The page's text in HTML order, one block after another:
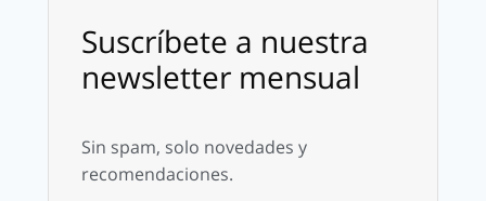
Suscríbete a nuestra
newsletter mensual
Sin spam, solo novedades y
recomendaciones.